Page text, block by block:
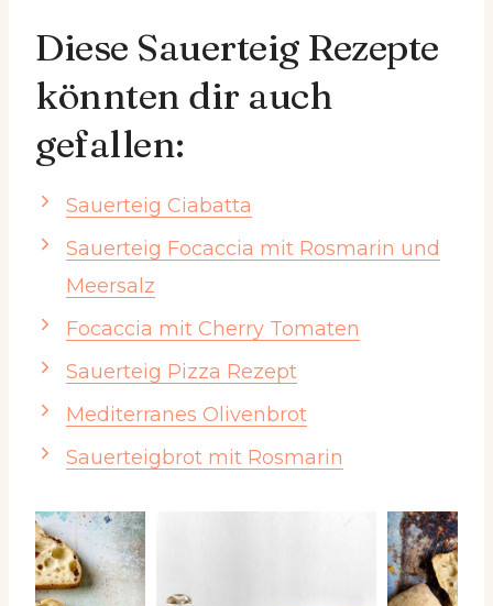
Diese Sauerteig Rezepte
könnten dir auch
gefallen:
Sauerteig Ciabatta
Sauerteig Focaccia mit Rosmarin und
Meersalz
Focaccia mit Cherry Tomaten
Sauerteig Pizza Rezept
Mediterranes Olivenbrot
Sauerteigbrot mit Rosmarin